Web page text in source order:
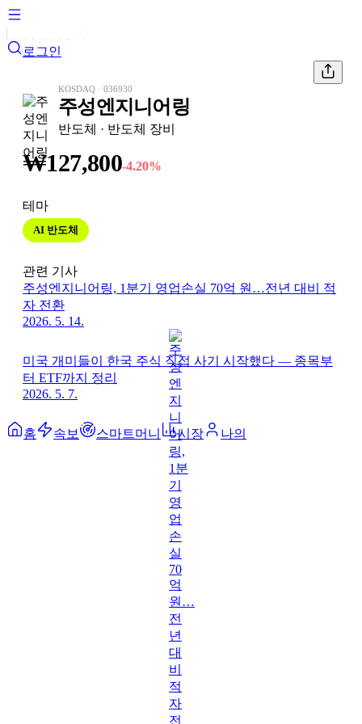
로그인
KOSDAQ · 036930
주성엔지니어링
반도체 · 반도체 장비
₩127,800-4.20%
테마
AI 반도체
관련 기사
주성엔지니어링, 1분기 영업손실 70억 원…전년 대비 적
자 전환
2026. 5. 14.
미국 개미들이 한국 주식 직접 사기 시작했다 — 종목부
터 ETF까지 정리
2026. 5. 7.
홈 속보 스마트머니 시장 나의